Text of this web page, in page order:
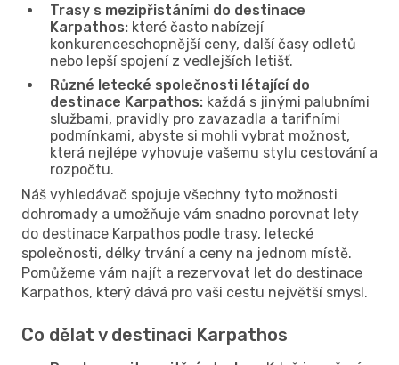
Trasy s mezipřistáními do destinace
Karpathos: které často nabízejí
konkurenceschopnější ceny, další časy odletů
nebo lepší spojení z vedlejších letišť.
Různé letecké společnosti létající do
destinace Karpathos: každá s jinými palubními
službami, pravidly pro zavazadla a tarifními
podmínkami, abyste si mohli vybrat možnost,
která nejlépe vyhovuje vašemu stylu cestování a
rozpočtu.
Náš vyhledávač spojuje všechny tyto možnosti
dohromady a umožňuje vám snadno porovnat lety
do destinace Karpathos podle trasy, letecké
společnosti, délky trvání a ceny na jednom místě.
Pomůžeme vám najít a rezervovat let do destinace
Karpathos, který dává pro vaši cestu největší smysl.
Co dělat v destinaci Karpathos